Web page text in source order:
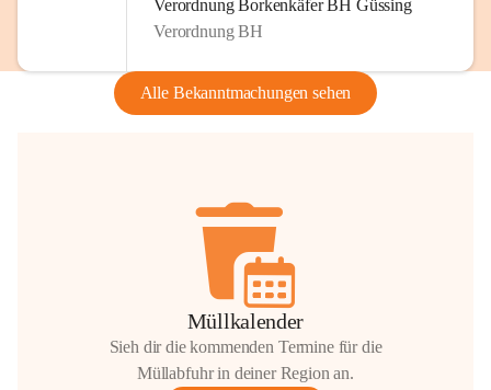
Verordnung Borkenkäfer BH Güssing
Verordnung BH
Alle Bekanntmachungen sehen
Müllkalender
Sieh dir die kommenden Termine für die
Müllabfuhr in deiner Region an.